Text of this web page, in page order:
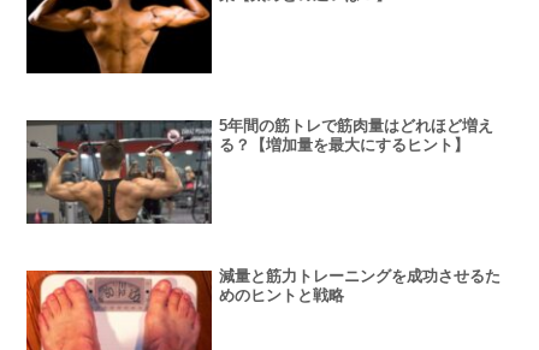
5年間の筋トレで筋肉量はどれほど増え
る？【増加量を最大にするヒント】
減量と筋力トレーニングを成功させるた
めのヒントと戦略